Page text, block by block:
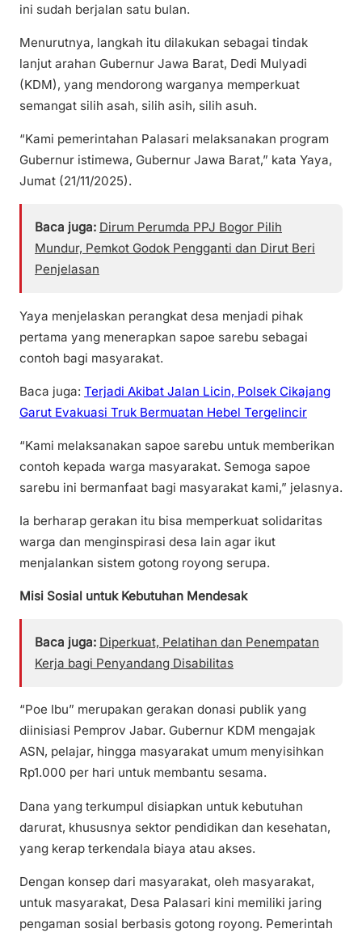
ini sudah berjalan satu bulan.
Menurutnya, langkah itu dilakukan sebagai tindak
lanjut arahan Gubernur Jawa Barat, Dedi Mulyadi
(KDM), yang mendorong warganya memperkuat
semangat silih asah, silih asih, silih asuh.
“Kami pemerintahan Palasari melaksanakan program
Gubernur istimewa, Gubernur Jawa Barat,” kata Yaya,
Jumat (21/11/2025).
Baca juga: Dirum Perumda PPJ Bogor Pilih
Mundur, Pemkot Godok Pengganti dan Dirut Beri
Penjelasan
Yaya menjelaskan perangkat desa menjadi pihak
pertama yang menerapkan sapoe sarebu sebagai
contoh bagi masyarakat.
Baca juga: Terjadi Akibat Jalan Licin, Polsek Cikajang
Garut Evakuasi Truk Bermuatan Hebel Tergelincir
“Kami melaksanakan sapoe sarebu untuk memberikan
contoh kepada warga masyarakat. Semoga sapoe
sarebu ini bermanfaat bagi masyarakat kami,” jelasnya.
Ia berharap gerakan itu bisa memperkuat solidaritas
warga dan menginspirasi desa lain agar ikut
menjalankan sistem gotong royong serupa.
Misi Sosial untuk Kebutuhan Mendesak
Baca juga: Diperkuat, Pelatihan dan Penempatan
Kerja bagi Penyandang Disabilitas
“Poe Ibu” merupakan gerakan donasi publik yang
diinisiasi Pemprov Jabar. Gubernur KDM mengajak
ASN, pelajar, hingga masyarakat umum menyisihkan
Rp1.000 per hari untuk membantu sesama.
Dana yang terkumpul disiapkan untuk kebutuhan
darurat, khususnya sektor pendidikan dan kesehatan,
yang kerap terkendala biaya atau akses.
Dengan konsep dari masyarakat, oleh masyarakat,
untuk masyarakat, Desa Palasari kini memiliki jaring
pengaman sosial berbasis gotong royong. Pemerintah